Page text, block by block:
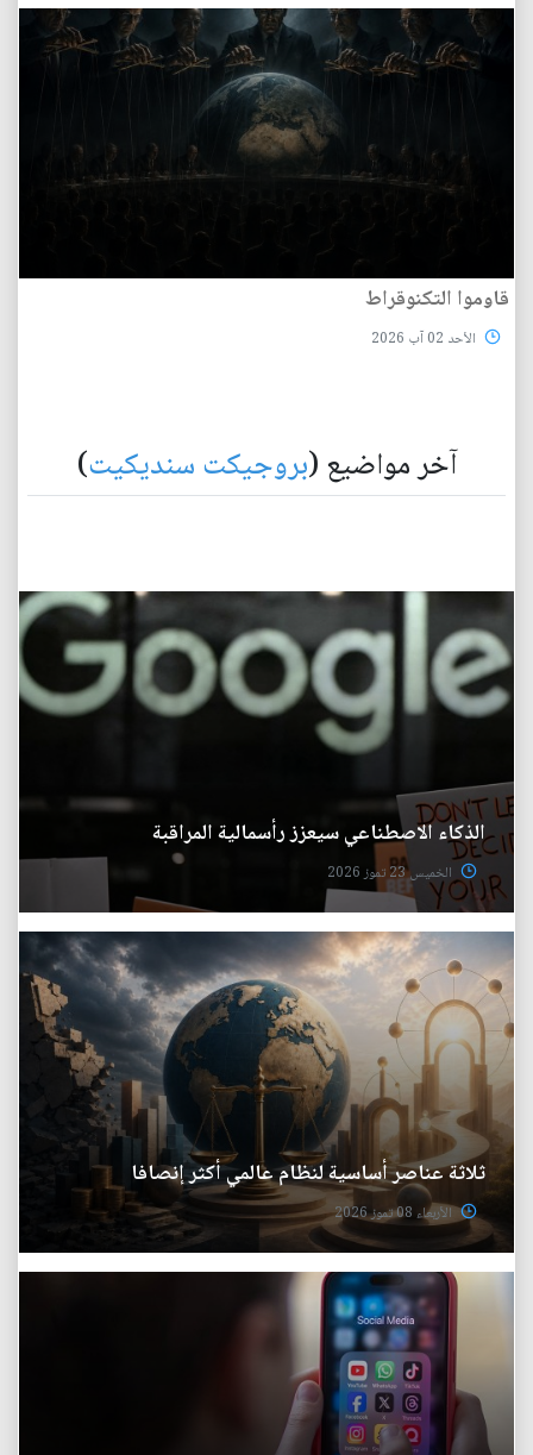
قاوموا التكنوقراط
الأحد 02 آب 2026
آخر مواضيع (بروجيكت سنديكيت)
الذكاء الاصطناعي سيعزز رأسمالية المراقبة
الخميس 23 تموز 2026
ثلاثة عناصر أساسية لنظام عالمي أكثر إنصافا
الأربعاء 08 تموز 2026